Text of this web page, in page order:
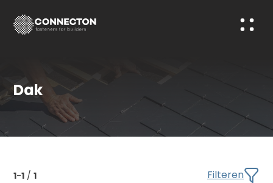
Dak
1-1 / 1 Filteren